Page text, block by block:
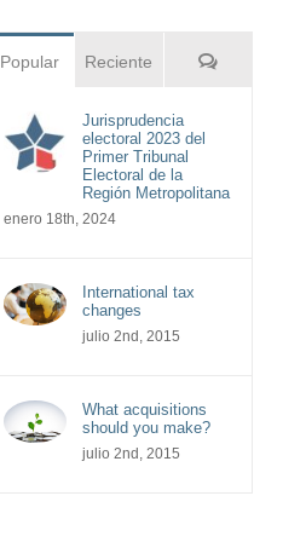
Popular Reciente Comentarios
Jurisprudencia
electoral 2023 del
Primer Tribunal
Electoral de la
Región Metropolitana
enero 18th, 2024
International tax
changes
julio 2nd, 2015
What acquisitions
should you make?
julio 2nd, 2015